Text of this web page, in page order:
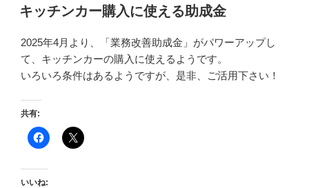
稿
日:
キッチンカー購入に使える助成金
2025年4月より、「業務改善助成金」がパワーアップし
て、キッチンカーの購入に使えるようです。
いろいろ条件はあるようですが、是非、ご活用下さい！
共有:
いいね: